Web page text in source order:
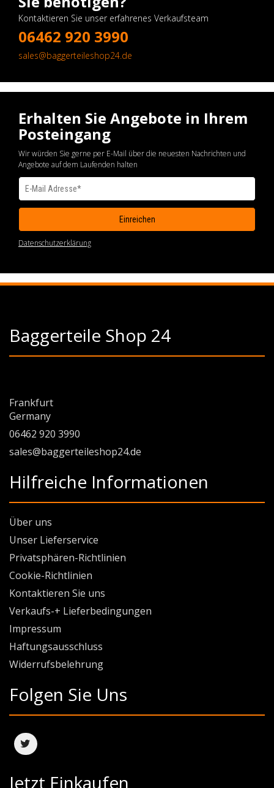
Kontaktieren Sie unser erfahrenes Verkaufsteam
06462 920 3990
sales@baggerteileshop24.de
Erhalten Sie Angebote in Ihrem
Posteingang
Wir würden Sie gerne per E-Mail über die neuesten Nachrichten und
Angebote auf dem Laufenden halten
Datenschutzerklärung
Baggerteile Shop 24
Frankfurt
Germany
06462 920 3990
sales@baggerteileshop24.de
Hilfreiche Informationen
Über uns
Unser Lieferservice
Privatsphären-Richtlinien
Cookie-Richtlinien
Kontaktieren Sie uns
Verkaufs-+ Lieferbedingungen
Impressum
Haftungsausschluss
Widerrufsbelehrung
Folgen Sie Uns
Jetzt Einkaufen